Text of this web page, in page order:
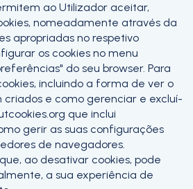
ao Utilizador aceitar,
nomeadamente através da
apropriadas no respetivo
os cookies no menu
do seu browser. Para
incluindo a forma de ver o
criados e como gerenciar e excluí-
que inclui
gerir as suas configurações
de navegadores.
ao desativar cookies, pode
a sua experiência de